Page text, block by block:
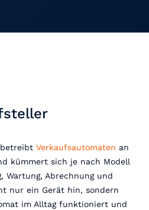
betreibt Verkaufsautomaten an
kümmert sich je nach Modell
Wartung, Abrechnung und
nur ein Gerät hin, sondern
im Alltag funktioniert und